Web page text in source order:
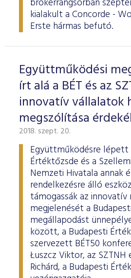
ESG Útmutató
brókerrangsorban
kialakult a Concorde -
Erste hármas befutó.
Együttműködési
írt alá a BÉT és az
innovatív vállalatok
megszólítása
2018. szept. 20.
Együttműködésre lépett
Értéktőzsde és a
Nemzeti Hivatala annak
rendelkezésre álló
támogassák az
megjelenését a
megállapodást
között, a Budapesti
szervezett BÉT50
Łuszcz Viktor, az SZTNH
Richárd, a Budapesti